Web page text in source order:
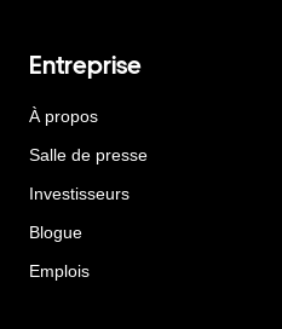
Entreprise
À propos
Salle de presse
Investisseurs
Blogue
Emplois